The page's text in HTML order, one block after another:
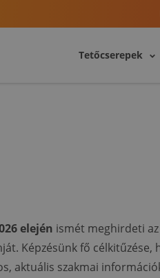
Tetőcserepek
elején ismét meghirdeti
Képzésünk fő
aktuális szakmai